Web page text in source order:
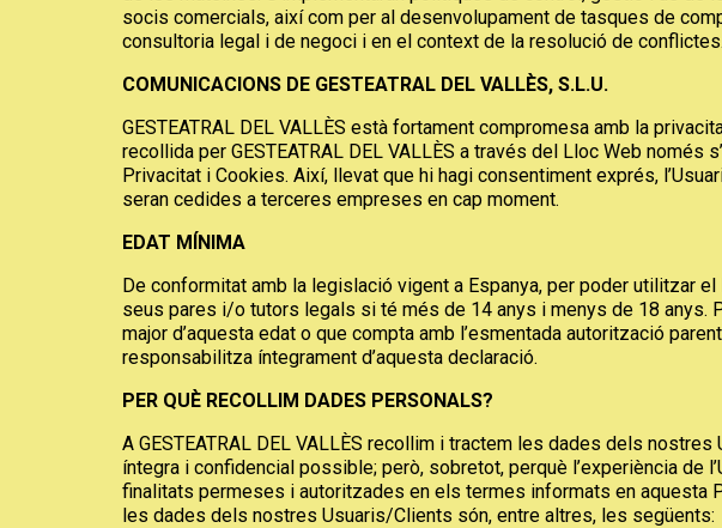
socis comercials, així com per al desenvolupament de tasques de
consultoria legal i de negoci i en el context de la resolució de conflictes.
COMUNICACIONS DE GESTEATRAL DEL VALLÈS, S.L.U.
GESTEATRAL DEL VALLÈS està fortament compromesa amb la
recollida per GESTEATRAL DEL VALLÈS a través del Lloc Web
Privacitat i Cookies. Així, llevat que hi hagi consentiment exprés,
seran cedides a terceres empreses en cap moment.
EDAT MÍNIMA
De conformitat amb la legislació vigent a Espanya, per poder utilitzar
seus pares i/o tutors legals si té més de 14 anys i menys de 18 anys.
major d’aquesta edat o que compta amb l’esmentada autorització
responsabilitza íntegrament d’aquesta declaració.
PER QUÈ RECOLLIM DADES PERSONALS?
A GESTEATRAL DEL VALLÈS recollim i tractem les dades dels
íntegra i confidencial possible; però, sobretot, perquè l’experiència de
finalitats permeses i autoritzades en els termes informats en aquesta
les dades dels nostres Usuaris/Clients són, entre altres, les següents: